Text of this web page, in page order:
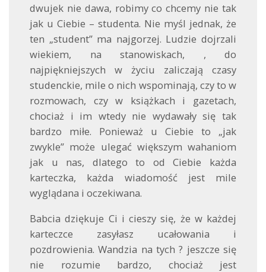
dwujek nie dawa, robimy co chcemy nie tak
jak u Ciebie – studenta. Nie myśl jednak, że
ten „student” ma najgorzej. Ludzie dojrzali
wiekiem, na stanowiskach, , do
najpiękniejszych w życiu zaliczają czasy
studenckie, mile o nich wspominają, czy to w
rozmowach, czy w książkach i gazetach,
chociaż i im wtedy nie wydawały się tak
bardzo miłe. Ponieważ u Ciebie to „jak
zwykle” może ulegać większym wahaniom
jak u nas, dlatego to od Ciebie każda
karteczka, każda wiadomość jest mile
wyglądana i oczekiwana.
Babcia dziękuje Ci i cieszy się, że w każdej
karteczce zasyłasz ucałowania i
pozdrowienia. Wandzia na tych ? jeszcze się
nie rozumie bardzo, chociaż jest